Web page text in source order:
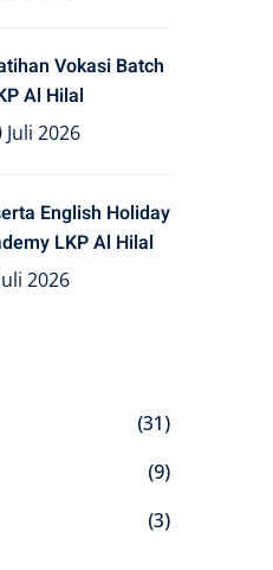
Vokasi Batch
Al Hilal
Juli 2026
English Holiday
LKP Al Hilal
2026
(31)
(9)
(3)